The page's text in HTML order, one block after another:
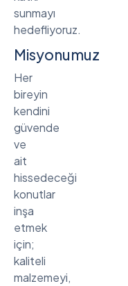
sunmayı
hedefliyoruz.
Misyonumuz
Her
bireyin
kendini
güvende
ve
ait
hissedeceği
konutlar
inşa
etmek
için;
kaliteli
malzemeyi,